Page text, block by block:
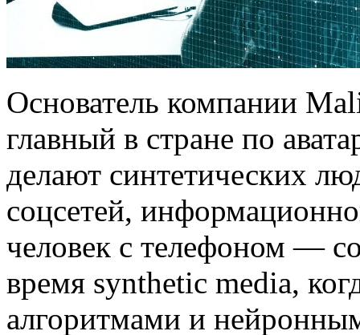
Основатель компании
главный в стране по
делают синтетических
соцсетей,
человек с телефоном —
время synthetic media,
алгоритмами и